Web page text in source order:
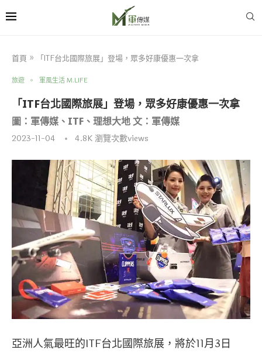
首頁 » 「ITF台北國際旅展」登場，眾多好康優惠一次拿
旅遊 軍風生活 M.LIFE
「ITF台北國際旅展」登場，眾多好康優惠一次拿
圖：軍傳媒、ITF、理想大地 文：軍傳媒
2023-11-04 4.8K瀏覽次數views
亞洲人氣最旺的ITF台北國際旅展，將於11月3日